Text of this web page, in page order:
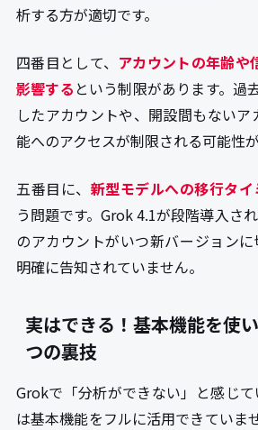
析する方が適切です。
四番目として、 アカウントの年齢
影響する という制限があります。過
したアカウントや、開設間もない
能へのアクセスが制限される可能性が
五番目に、 新型モデルへの移行タ
う問題です。Grok 4.1が段階導入さ
のアカウントがいつ新バージョンに
明確に告知されていません。
実はできる！基本機能を使
つの裏技
Grokで「分析ができない」と感じ
は基本機能をフルに活用できていま